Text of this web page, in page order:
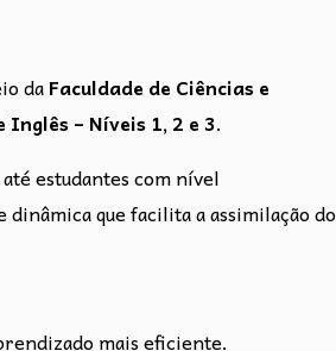
daFaculdade de Ciências e
Inglês – Níveis 1, 2 e 3.
estudantes com nível
que facilita a assimilação do
mais eficiente.